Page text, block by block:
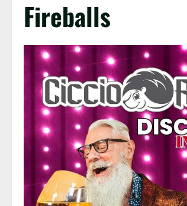
Fireballs